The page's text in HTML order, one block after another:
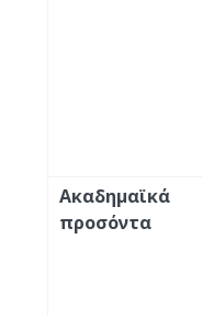
Ακαδημαϊκά
προσόντα